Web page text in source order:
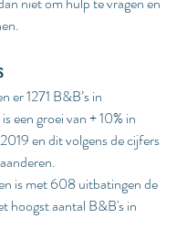
er 1271 B&B’s in
een groei van + 10% in
en dit volgens de cijfers
is met 608 uitbatingen de
hoogst aantal B&B's in